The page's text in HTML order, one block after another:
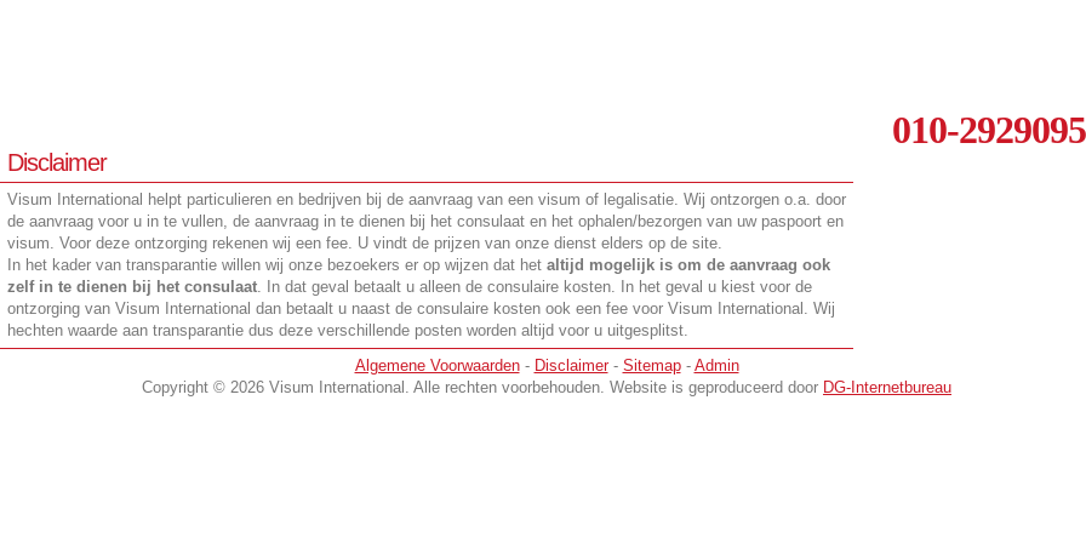
010-2929095
Disclaimer
Visum International helpt particulieren en bedrijven bij de aanvraag van een visum of legalisatie. Wij ontzorgen o.a. door
de aanvraag voor u in te vullen, de aanvraag in te dienen bij het consulaat en het ophalen/bezorgen van uw paspoort en
visum. Voor deze ontzorging rekenen wij een fee. U vindt de prijzen van onze dienst elders op de site.
In het kader van transparantie willen wij onze bezoekers er op wijzen dat het altijd mogelijk is om de aanvraag ook
zelf in te dienen bij het consulaat. In dat geval betaalt u alleen de consulaire kosten. In het geval u kiest voor de
ontzorging van Visum International dan betaalt u naast de consulaire kosten ook een fee voor Visum International. Wij
hechten waarde aan transparantie dus deze verschillende posten worden altijd voor u uitgesplitst.
Algemene Voorwaarden- Disclaimer- Sitemap- Admin
Copyright © 2026 Visum International. Alle rechten voorbehouden. Website is geproduceerd door DG-Internetbureau